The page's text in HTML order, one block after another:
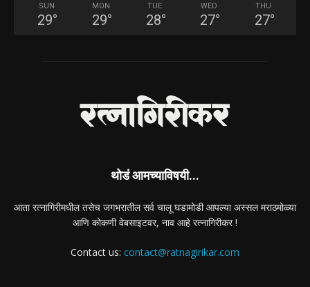
SUN
29°
MON
29°
TUE
28°
WED
27°
THU
27°
थोडं आमच्याविषयी...
आता रत्नागिरीमधील तसेच जगभरातील सर्व चालू घडामोडी आपल्या अस्सल मराठमोळ्या
आणि कोकणी वेबसाइटवर, नाव आहे रत्नागिरीकर !
Contact us: contact@ratnagirikar.com